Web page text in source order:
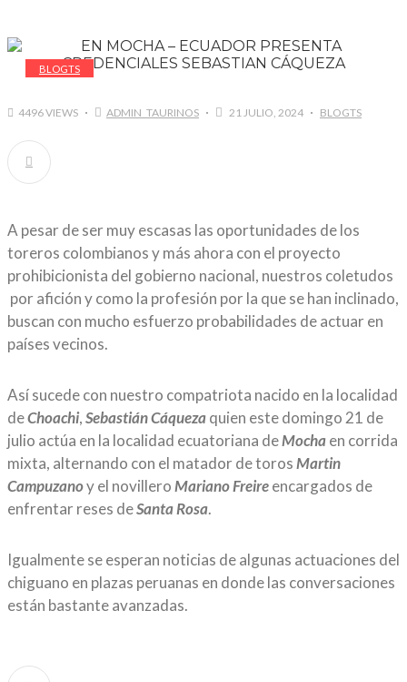
BLOGTS
4496 VIEWS ADMIN_TAURINOS 21 JULIO, 2024 BLOGTS
A pesar de ser muy escasas las oportunidades de los
toreros colombianos y más ahora con el proyecto
prohibicionista del gobierno nacional, nuestros coletudos
por afición y como la profesión por la que se han inclinado,
buscan con mucho esfuerzo probabilidades de actuar en
países vecinos.
Así sucede con nuestro compatriota nacido en la localidad
deChoachi,SebastiánCáquezaquien este domingo 21 de
julio actúa en la localidad ecuatoriana deMochaen corrida
mixta, alternando con el matador de torosMartin
Campuzanoy el novilleroMariano Freireencargados de
enfrentar reses deSanta Rosa.
Igualmente se esperan noticias de algunas actuaciones del
chiguano en plazas peruanas en donde las conversaciones
están bastante avanzadas.